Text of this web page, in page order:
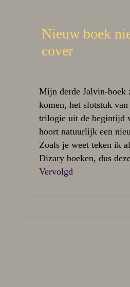
Nieuw boek
cover
Mijn derde Jalvin-boek
komen, het slotstuk van
trilogie uit de begintijd
hoort natuurlijk een
Zoals je weet teken ik
Dizary boeken, dus
Vervolgd